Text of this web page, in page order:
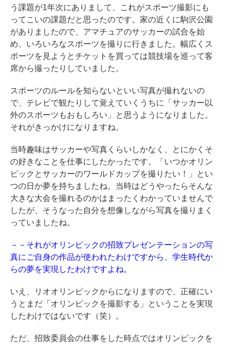
う課題が1年次にありまして、これがスポーツ撮影にも
ってこいの課題だと思ったのです。家の近くに駒沢公園
がありましたので、アマチュアのサッカーの試合を始
め、いろいろなスポーツを撮りに行きました。幅広くス
ポーツを見ようとチケットを買っては競技場を巡って客
席から撮ったりしていました。
スポーツのルールを知らないといい写真が撮れないの
で、テレビで観たりして覚えていくうちに「サッカー以
外のスポーツもおもしろい」と思うようになりました。
それがきっかけになりますね。
当時趣味はサッカーや写真くらいしかなく、とにかくそ
の好きなことを仕事にしたかったです。「いつかオリン
ピックとサッカーのワールドカップを撮りたい！」とい
つの日か夢を持ちましたね。当時はどうやったらそんな
大きな大会を撮れるのかはまったくわかっていませんで
したが、そうなった自分を想像しながら写真を撮りまく
っていましたね。
－－それがオリンピックの招致プレゼンテーションの写
真にご自身の作品が使われたわけですから、学生時代か
らの夢を実現したわけですよね。
いえ、リオオリンピックからになりますので、正確にい
うとまだ「オリンピックを撮影する」ということを実現
したわけではないです（笑）。
ただ、招致委員会の仕事をした時点ではオリンピックを